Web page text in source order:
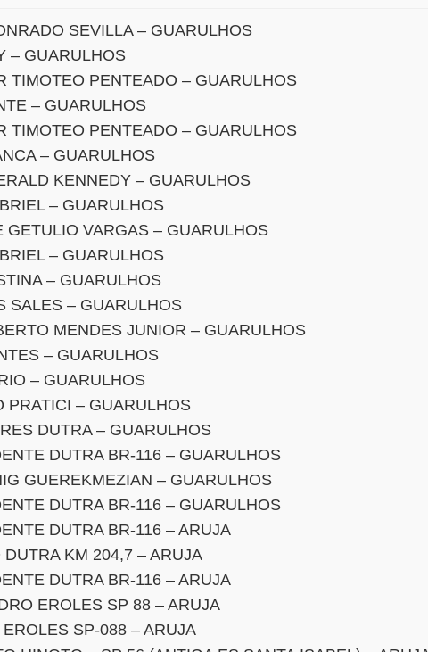
SEVILLA – GUARULHOS
– GUARULHOS
TIMOTEO PENTEADO – GUARULHOS
– GUARULHOS
TIMOTEO PENTEADO – GUARULHOS
– GUARULHOS
KENNEDY – GUARULHOS
– GUARULHOS
GETULIO VARGAS – GUARULHOS
– GUARULHOS
– GUARULHOS
SALES – GUARULHOS
MENDES JUNIOR – GUARULHOS
– GUARULHOS
– GUARULHOS
PRATICI – GUARULHOS
DUTRA – GUARULHOS
DUTRA BR-116 – GUARULHOS
GUEREKMEZIAN – GUARULHOS
DUTRA BR-116 – GUARULHOS
DUTRA BR-116 – ARUJA
KM 204,7 – ARUJA
DUTRA BR-116 – ARUJA
EROLES SP 88 – ARUJA
SP-088 – ARUJA